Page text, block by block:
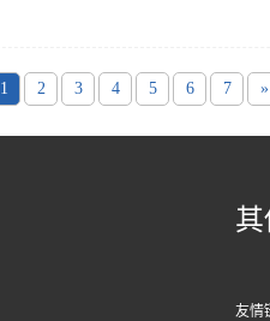
1 2 3 4 5 6 7 »
其
友情